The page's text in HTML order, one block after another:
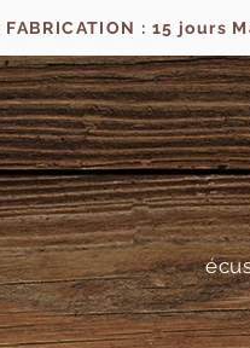
FABRICATION : 15 jours